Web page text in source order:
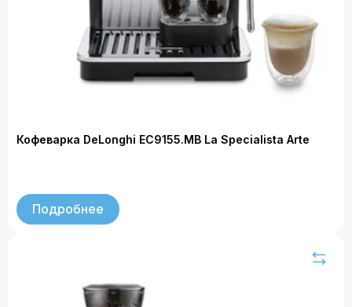
Кофеварка DeLonghi EC9155.MB La Specialista Arte
Подробнее